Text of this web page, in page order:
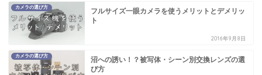
カメラの選び方
フルサイズ一眼カメラを使うメリットとデメリッ
ト
2016年9月8日
カメラの選び方
沼への誘い！？被写体・シーン別交換レンズの選
び方